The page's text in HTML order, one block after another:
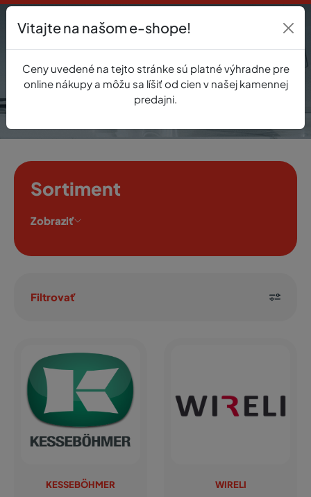
0
Sortiment
Zobraziť
Filtrovať
KESSEBÖHMER WIRELI
Vitajte na našom e-shope!
Ceny uvedené na tejto stránke sú platné výhradne pre
online nákupy a môžu sa líšiť od cien v našej kamennej
predajni.